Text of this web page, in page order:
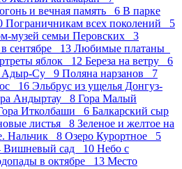
и вечная память 6 В парке
Пограничникам всех поколений 5
музей семьи Перовских 3
сентябре 13 Любимые платаны
яблок 12 Береза на ветру 6
Адыр-Су 9 Поляна нарзанов 7
16 Эльбрус из ущелья Донгуз-
Андыртау 8 Гора Малый
Итколбаши 6 Балкарский сыр
листья 8 Зеленое и желтое на
Нальчик 8 Озеро Курортное 5
Вишневый сад 10 Небо с
в октябре 13 Место